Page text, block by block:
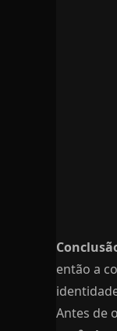
então a
Antes de